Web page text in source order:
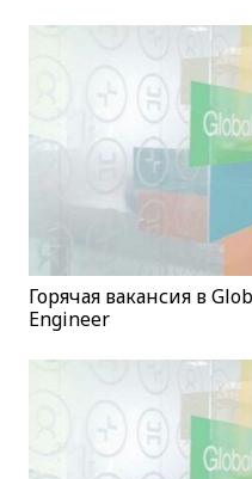
Горячая вакансия в
Engineer